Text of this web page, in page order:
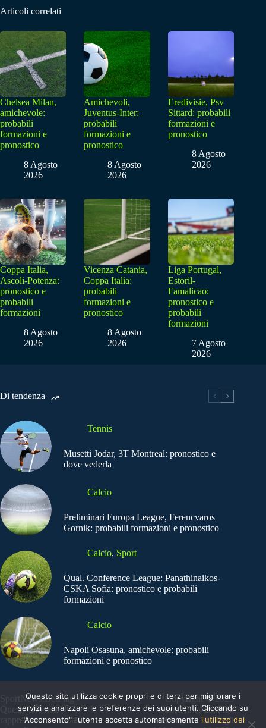
Articoli correlati
Chelsea Milan,
amichevole:
probabili
formazioni e
pronostico
8 Agosto
2026
Amichevoli,
Juventus-Inter:
probabili
formazioni e
pronostico
8 Agosto
2026
Eredivisie, Psv
Sittard: probabili
formazioni e
pronostico
8 Agosto
2026
Coppa Italia,
Ascoli-Potenza:
pronostico e
probabili
formazioni
8 Agosto
2026
Vicenza Catania,
Coppa Italia:
probabili
formazioni e
pronostico
8 Agosto
2026
Liga Portugal,
Estoril-
Famalicao:
pronostico e
probabili
formazioni
7 Agosto
2026
Di tendenza
Tennis
Musetti Jodar, 3T Montreal: pronostico e
dove vederla
Calcio
Preliminari Europa League, Ferencvaros
Gornik: probabili formazioni e pronostico
Calcio, Sport
Qual. Conference League: Panathinaikos-
CSKA Sofia: pronostico e probabili
formazioni
Calcio
Napoli Osasuna, amichevole: probabili
formazioni e pronostico
SportNews.BetFlag -
Questo sito non
rappresenta una testata
Copyright © 2025
SportNews BetFlag
Sede Legale: Via degli
Questo sito utilizza cookie propri e di terzi per migliorare i
servizi e analizzare le preferenze dei suoi utenti. Cliccando su
"Acconsento" l'utente accetta automaticamente l'utilizzo dei